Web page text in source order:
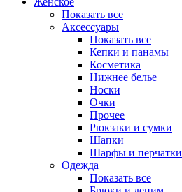
Показать все
Аксессуары
Показать все
Кепки и панамы
Косметика
Нижнее белье
Носки
Очки
Прочее
Рюкзаки и сумки
Шапки
Шарфы и перчатки
Одежда
Показать все